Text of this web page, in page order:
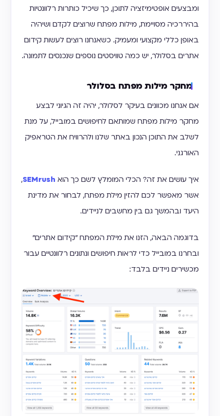
ומבצעים אופטימיזציה לתוכן, כך שיכיל כותרות רלוונטיות
בהיררכיה מסויימת, מילות מפתח שרוצים לקדם ושיהיה
באופן כללי מקצועי ומעמיק. כשאנחנו רוצים לעשות קידום
אתרים בסלולר, יש כמה טוויסטים נוספים שנכנסים לתמונה.
מחקר מילות מפתח בסלולר
אם אנחנו מכוונים בעיקר לסלולר, יהיה זה הגיוני לבצע
מחקר מילות מפתח שמותאם לחיפושים במובייל, על מנת
לשלב את התוכן הנכון באתר שלנו ולהרוויח את הטראפיק
האורגני.
איך עושים את זה? הכלי המומלץ לשם כך הוא SEMrush
,
אשר מאפשר לכם להזין מילת מפתח, לבחור את מדינת
היעד ובהמשך גם בין מחשבים לניידים.
בדוגמה הבאה, הזנו את מילת המפתח ״קידום אתרים״
ובחרנו במובייל כדי לראות חיפושים ונתונים רלוונטיים עבור
מכשירים ניידים בלבד: